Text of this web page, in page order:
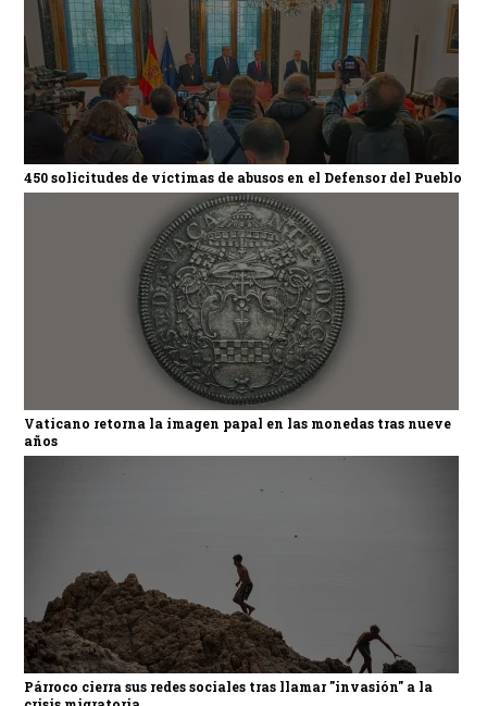
450 solicitudes de víctimas de abusos en el Defensor del Pueblo
Vaticano retorna la imagen papal en las monedas tras nueve
años
Párroco cierra sus redes sociales tras llamar "invasión" a la